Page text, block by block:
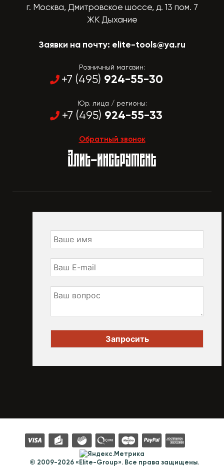
г. Москва, Дмитровское шоссе, д. 13 пом. 7
ЖК Дыхание
Заявки на почту: elite-tools@ya.ru
Розничный магазин:
+7 (495) 924-55-30
Юр. лица / регионы:
+7 (495) 924-55-33
Обратный звонок
© 2009-2026 «Elite-Group». Все права защищены.